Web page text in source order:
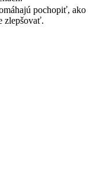
pochopiť, ako
zlepšovať.